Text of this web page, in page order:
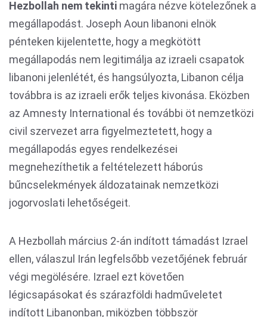
Hezbollah nem tekinti magára nézve kötelezőnek a
megállapodást. Joseph Aoun libanoni elnök
pénteken kijelentette, hogy a megkötött
megállapodás nem legitimálja az izraeli csapatok
libanoni jelenlétét, és hangsúlyozta, Libanon célja
továbbra is az izraeli erők teljes kivonása. Eközben
az Amnesty International és további öt nemzetközi
civil szervezet arra figyelmeztetett, hogy a
megállapodás egyes rendelkezései
megnehezíthetik a feltételezett háborús
bűncselekmények áldozatainak nemzetközi
jogorvoslati lehetőségeit.
A Hezbollah március 2-án indított támadást Izrael
ellen, válaszul Irán legfelsőbb vezetőjének február
végi megölésére. Izrael ezt követően
légicsapásokat és szárazföldi hadműveletet
indított Libanonban, miközben többször